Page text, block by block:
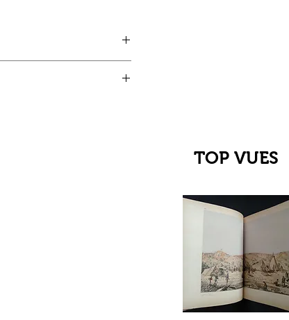
TOP VUES